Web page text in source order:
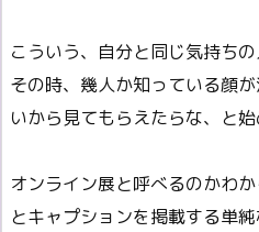
こういう、自分と同じ気持ちの
その時、幾人か知っている顔
いから見てもらえたらな、と始
オンライン展と呼べるのかわ
とキャプションを掲載する単純